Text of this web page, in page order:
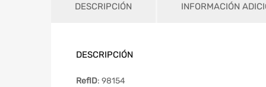
DESCRIPCIÓN INFORMACIÓN
DESCRIPCIÓN
RefID: 98154